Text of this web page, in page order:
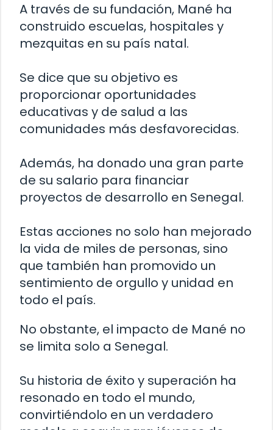
A través de su fundación, Mané ha
construido escuelas, hospitales y
mezquitas en su país natal.
Se dice que su objetivo es
proporcionar oportunidades
educativas y de salud a las
comunidades más desfavorecidas.
Además, ha donado una gran parte
de su salario para financiar
proyectos de desarrollo en Senegal.
Estas acciones no solo han mejorado
la vida de miles de personas, sino
que también han promovido un
sentimiento de orgullo y unidad en
todo el país.
No obstante, el impacto de Mané no
se limita solo a Senegal.
Su historia de éxito y superación ha
resonado en todo el mundo,
convirtiéndolo en un verdadero